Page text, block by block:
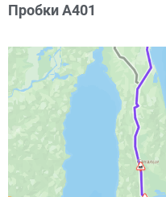
Пробки А401